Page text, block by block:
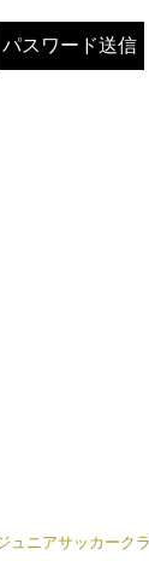
ュニアサッカーク